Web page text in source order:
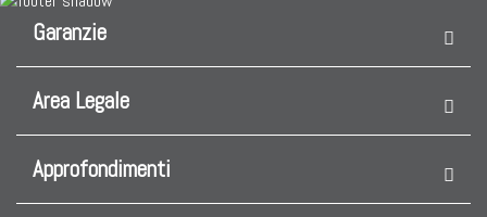
Garanzie
Area Legale
Approfondimenti